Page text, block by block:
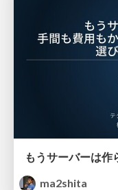
ma2shita